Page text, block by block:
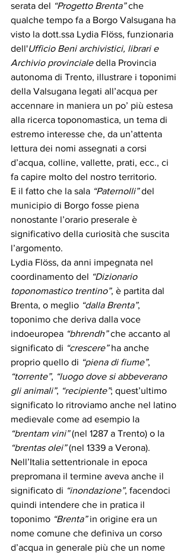
serata del “Progetto Brenta” che
qualche tempo fa a Borgo Valsugana ha
visto la dott.ssa Lydia Flöss, funzionaria
dell'Ufficio Beni archivistici, librari e
Archivio provinciale della Provincia
autonoma di Trento, illustrare i toponimi
della Valsugana legati all’acqua per
accennare in maniera un po’ più estesa
alla ricerca toponomastica, un tema di
estremo interesse che, da un’attenta
lettura dei nomi assegnati a corsi
d’acqua, colline, vallette, prati, ecc., ci
fa capire molto del nostro territorio.
E il fatto che la sala “Paternolli” del
municipio di Borgo fosse piena
nonostante l’orario preserale è
significativo della curiosità che suscita
l’argomento.
Lydia Flöss, da anni impegnata nel
coordinamento del “Dizionario
toponomastico trentino”, è partita dal
Brenta, o meglio “dalla Brenta”,
toponimo che deriva dalla voce
indoeuropea “bhrendh” che accanto al
significato di “crescere” ha anche
proprio quello di “piena di fiume”,
“torrente”, “luogo dove si abbeverano
gli animali”, “recipiente”; quest’ultimo
significato lo ritroviamo anche nel latino
medievale come ad esempio la
“brentam vini” (nel 1287 a Trento) o la
“brentas olei” (nel 1339 a Verona).
Nell’Italia settentrionale in epoca
prepromana il termine aveva anche il
significato di “inondazione”, facendoci
quindi intendere che in pratica il
toponimo “Brenta” in origine era un
nome comune che definiva un corso
d’acqua in generale più che un nome